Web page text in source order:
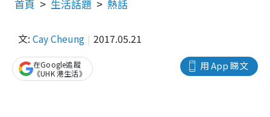
首頁 生活話題 熱話
文: Cay Cheung 2017.05.21
用 App 睇文
在Google追蹤
《UHK 港生活》